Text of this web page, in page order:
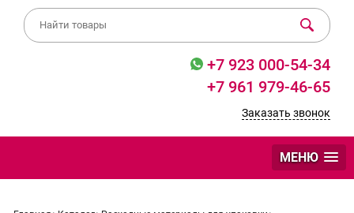
+7 923 000-54-34
+7 961 979-46-65
Заказать звонок
МЕНЮ